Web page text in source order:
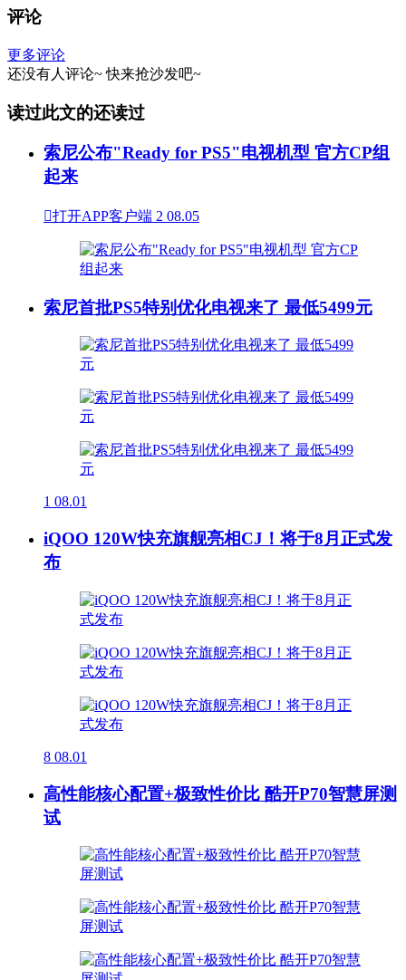
评论
更多评论
还没有人评论~ 快来抢沙发吧~
读过此文的还读过
索尼公布"Ready for PS5"电视机型 官方CP组
起来
打开APP客户端 2 08.05
索尼首批PS5特别优化电视来了 最低5499元
1 08.01
iQOO 120W快充旗舰亮相CJ！将于8月正式发
布
8 08.01
高性能核心配置+极致性价比 酷开P70智慧屏测
试